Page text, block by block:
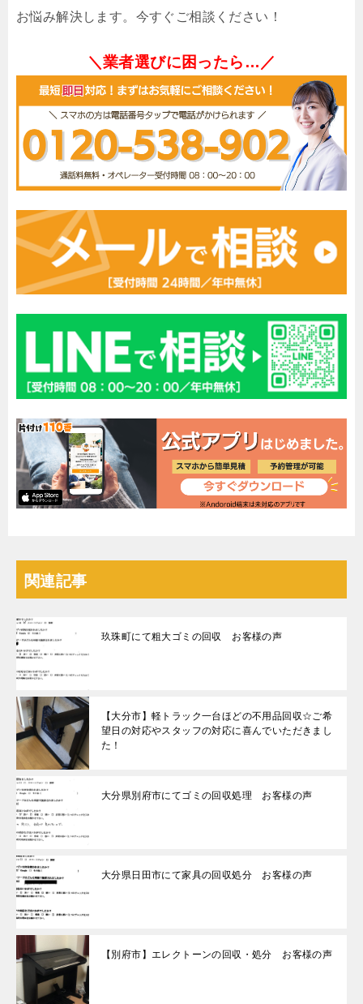
お悩み解決します。今すぐご相談ください！
＼業者選びに困ったら…／
関連記事
玖珠町にて粗大ゴミの回収 お客様の声
【大分市】軽トラック一台ほどの不用品回収☆ご希
望日の対応やスタッフの対応に喜んでいただきまし
た！
大分県別府市にてゴミの回収処理 お客様の声
大分県日田市にて家具の回収処分 お客様の声
【別府市】エレクトーンの回収・処分 お客様の声